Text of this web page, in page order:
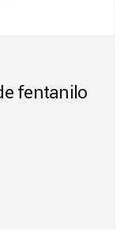
fentanilo